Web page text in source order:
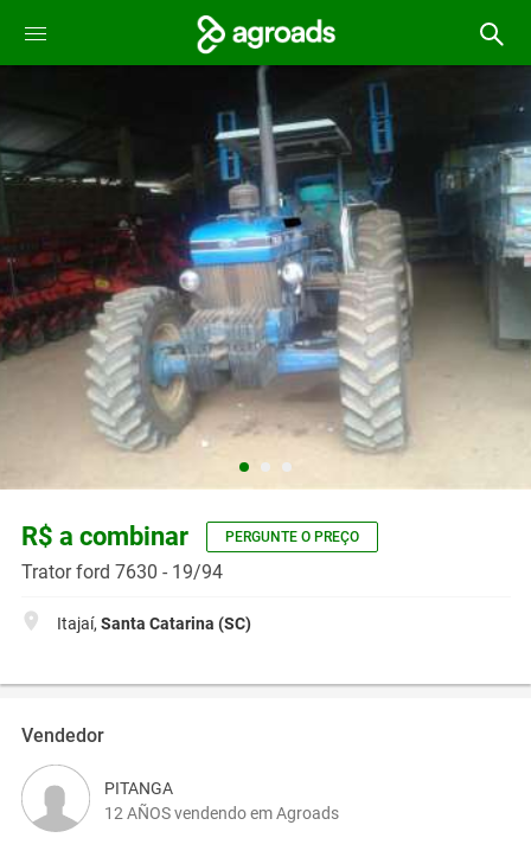
R$ a combinar PERGUNTE O PREÇO
Trator ford 7630 - 19/94
Itajaí, Santa Catarina (SC)
Vendedor
PITANGA
12 AÑOS vendendo em Agroads